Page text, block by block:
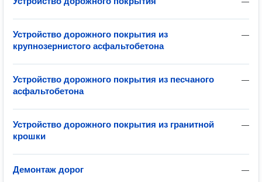
—
Устройство дорожного покрытия из
крупнозернистого асфальтобетона
—
Устройство дорожного покрытия из песчаного
асфальтобетона
—
Устройство дорожного покрытия из гранитной
крошки
—
Демонтаж дорог